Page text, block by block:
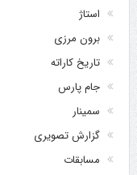
استاژ
برون مرزی
تاریخ کاراته
جام پارس
سمینار
گزارش تصویری
مسابقات